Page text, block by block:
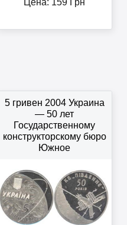
Цена: 159 Грн
5 гривен 2004 Украина
— 50 лет
Государственному
конструкторскому бюро
Южное